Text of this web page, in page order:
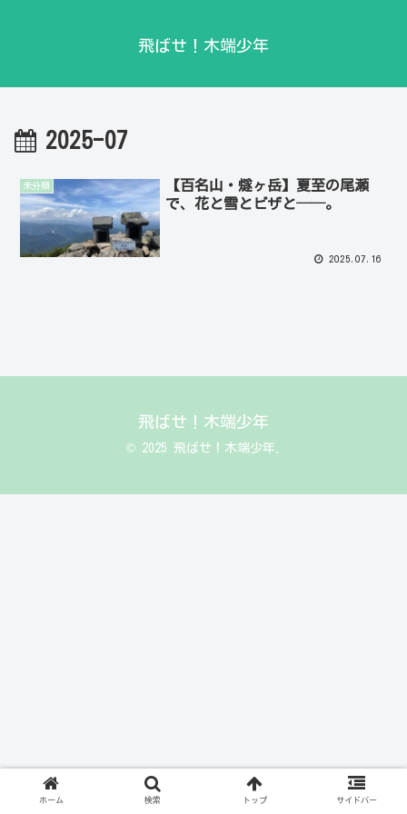
飛ばせ！木端少年
2025-07
未分類
【百名山・燧ヶ岳】夏至の尾瀬
で、花と雪とピザと──。
2025.07.16
飛ばせ！木端少年
© 2025 飛ばせ！木端少年.
ホーム 検索 トップ サイドバー